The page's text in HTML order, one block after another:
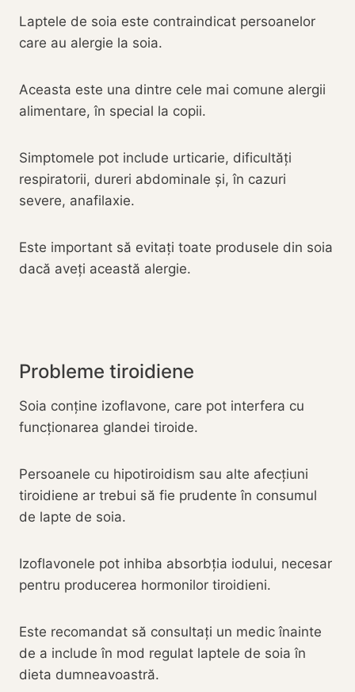
Laptele de soia este contraindicat persoanelor
care au alergie la soia.
Aceasta este una dintre cele mai comune alergii
alimentare, în special la copii.
Simptomele pot include urticarie, dificultăți
respiratorii, dureri abdominale și, în cazuri
severe, anafilaxie.
Este important să evitați toate produsele din soia
dacă aveți această alergie.
Probleme tiroidiene
Soia conține izoflavone, care pot interfera cu
funcționarea glandei tiroide.
Persoanele cu hipotiroidism sau alte afecțiuni
tiroidiene ar trebui să fie prudente în consumul
de lapte de soia.
Izoflavonele pot inhiba absorbția iodului, necesar
pentru producerea hormonilor tiroidieni.
Este recomandat să consultați un medic înainte
de a include în mod regulat laptele de soia în
dieta dumneavoastră.